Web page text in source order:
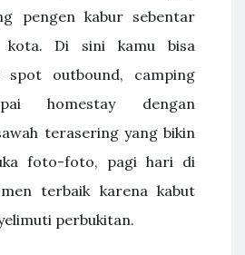
pengen kabur sebentar
kota. Di sini kamu bisa
spot outbound, camping
homestay dengan
terasering yang bikin
foto-foto, pagi hari di
terbaik karena kabut
perbukitan.